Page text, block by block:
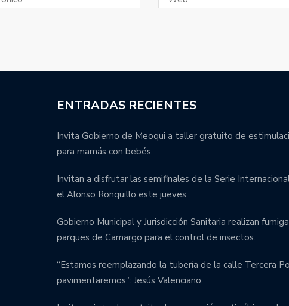
ENTRADAS RECIENTES
Invita Gobierno de Meoqui a taller gratuito de
para mamás con bebés.
Invitan a disfrutar las semifinales de la Serie
el Alonso Ronquillo este jueves.
Gobierno Municipal y Jurisdicción Sanitaria realizan
parques de Camargo para el control de insectos.
“Estamos reemplazando la tubería de la calle Tercera
pavimentaremos”: Jesús Valenciano.